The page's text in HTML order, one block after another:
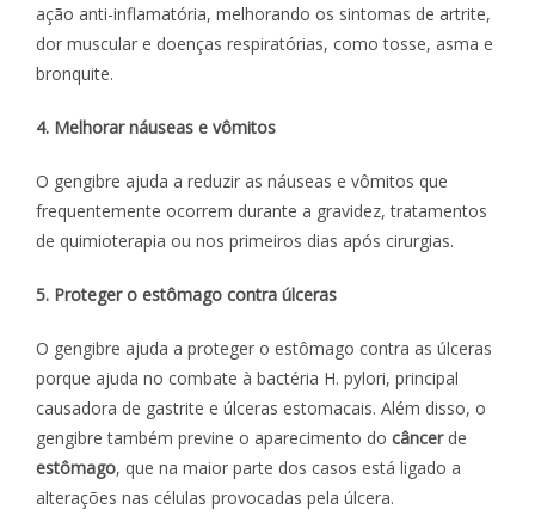
ação anti-inflamatória, melhorando os sintomas de artrite,
dor muscular e doenças respiratórias, como tosse, asma e
bronquite.
4. Melhorar náuseas e vômitos
O gengibre ajuda a reduzir as náuseas e vômitos que
frequentemente ocorrem durante a gravidez, tratamentos
de quimioterapia ou nos primeiros dias após cirurgias.
5. Proteger o estômago contra úlceras
O gengibre ajuda a proteger o estômago contra as úlceras
porque ajuda no combate à bactéria H. pylori, principal
causadora de gastrite e úlceras estomacais. Além disso, o
gengibre também previne o aparecimento do câncerde
estômago, que na maior parte dos casos está ligado a
alterações nas células provocadas pela úlcera.